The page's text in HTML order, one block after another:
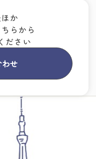
か
らから
ださい
せ